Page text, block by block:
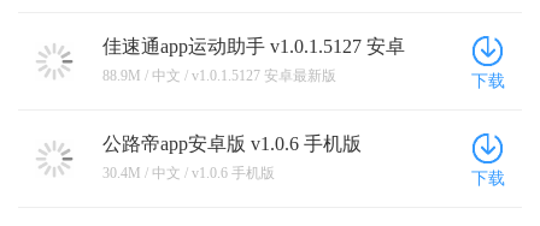
佳速通app运动助手 v1.0.1.5127 安卓
最新版
88.9M / 中文 / v1.0.1.5127 安卓最新版 下载
公路帝app安卓版 v1.0.6 手机版
30.4M / 中文 / v1.0.6 手机版 下载